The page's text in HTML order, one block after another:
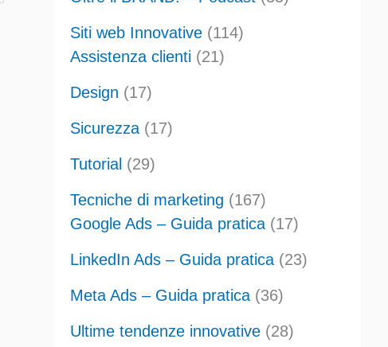
Siti web Innovative (114)
Assistenza clienti (21)
Design (17)
Sicurezza(17)
Tutorial (29)
Tecniche di marketing (167)
Google Ads – Guida pratica(17)
LinkedIn Ads – Guida pratica(23)
Meta Ads – Guida pratica(36)
Ultime tendenze innovative (28)